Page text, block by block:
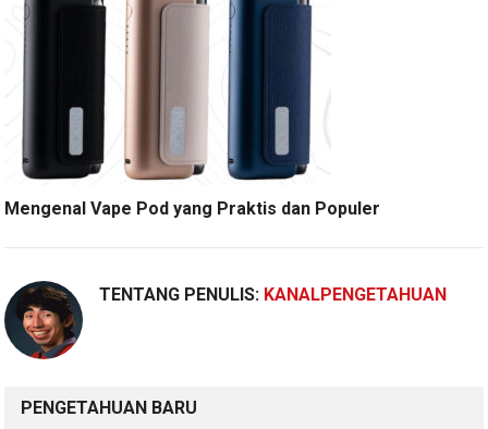
Mengenal Vape Pod yang Praktis dan Populer
TENTANG PENULIS: KANALPENGETAHUAN
PENGETAHUAN BARU